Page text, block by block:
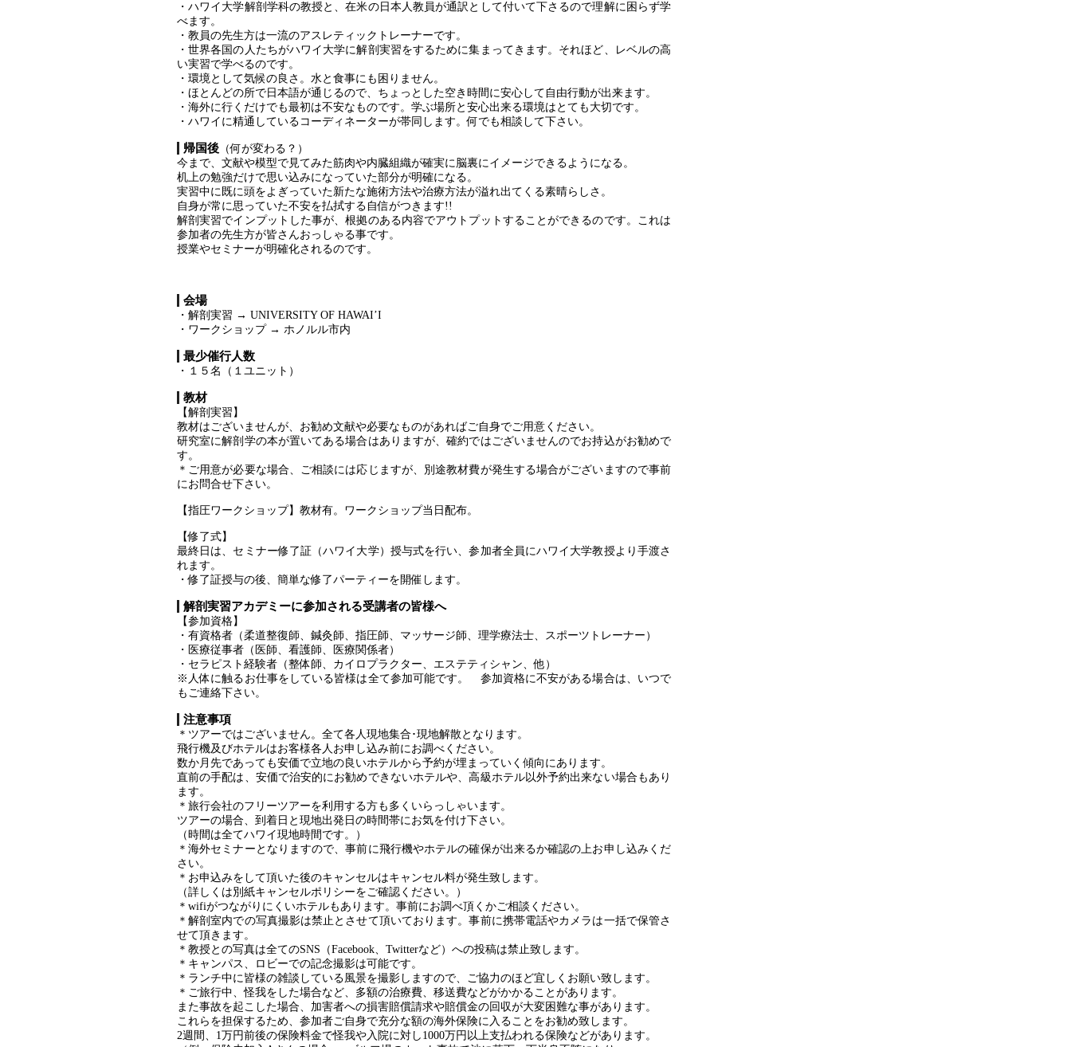
・ハワイ大学解剖学科の教授と、在米の日本人教員が通訳として付いて下さるので理解に困らず学
べます。
・教員の先生方は一流のアスレティックトレーナーです。
・世界各国の人たちがハワイ大学に解剖実習をするために集まってきます。それほど、レベルの高
い実習で学べるのです。
・環境として気候の良さ。水と食事にも困りません。
・ほとんどの所で日本語が通じるので、ちょっとした空き時間に安心して自由行動が出来ます。
・海外に行くだけでも最初は不安なものです。学ぶ場所と安心出来る環境はとても大切です。
・ハワイに精通しているコーディネーターが帯同します。何でも相談して下さい。
帰国後 （何が変わる？）
今まで、文献や模型で見てみた筋肉や内臓組織が確実に脳裏にイメージできるようになる。
机上の勉強だけで思い込みになっていた部分が明確になる。
実習中に既に頭をよぎっていた新たな施術方法や治療方法が溢れ出てくる素晴らしさ。
自身が常に思っていた不安を払拭する自信がつきます!!
解剖実習でインプットした事が、根拠のある内容でアウトプットすることができるのです。これは
参加者の先生方が皆さんおっしゃる事です。
授業やセミナーが明確化されるのです。
会場
・解剖実習 → UNIVERSITY OF HAWAI’I
・ワークショップ → ホノルル市内
最少催行人数
・１５名（１ユニット）
教材
【解剖実習】
教材はございませんが、お勧め文献や必要なものがあればご自身でご用意ください。
研究室に解剖学の本が置いてある場合はありますが、確約ではございませんのでお持込がお勧めで
す。
＊ご用意が必要な場合、ご相談には応じますが、別途教材費が発生する場合がございますので事前
にお問合せ下さい。
【指圧ワークショップ】教材有。ワークショップ当日配布。
【修了式】
最終日は、セミナー修了証（ハワイ大学）授与式を行い、参加者全員にハワイ大学教授より手渡さ
れます。
・修了証授与の後、簡単な修了パーティーを開催します。
解剖実習アカデミーに参加される受講者の皆様へ
【参加資格】
・有資格者（柔道整復師、鍼灸師、指圧師、マッサージ師、理学療法士、スポーツトレーナー）
・医療従事者（医師、看護師、医療関係者）
・セラピスト経験者（整体師、カイロプラクター、エステティシャン、他）
※人体に触るお仕事をしている皆様は全て参加可能です。 参加資格に不安がある場合は、いつで
もご連絡下さい。
注意事項
＊ツアーではございません。全て各人現地集合･現地解散となります。
飛行機及びホテルはお客様各人お申し込み前にお調べください。
数か月先であっても安価で立地の良いホテルから予約が埋まっていく傾向にあります。
直前の手配は、安価で治安的にお勧めできないホテルや、高級ホテル以外予約出来ない場合もあり
ます。
＊旅行会社のフリーツアーを利用する方も多くいらっしゃいます。
ツアーの場合、到着日と現地出発日の時間帯にお気を付け下さい。
（時間は全てハワイ現地時間です。）
＊海外セミナーとなりますので、事前に飛行機やホテルの確保が出来るか確認の上お申し込みくだ
さい。
＊お申込みをして頂いた後のキャンセルはキャンセル料が発生致します。
（詳しくは別紙キャンセルポリシーをご確認ください。）
＊wifiがつながりにくいホテルもあります。事前にお調べ頂くかご相談ください。
＊解剖室内での写真撮影は禁止とさせて頂いております。事前に携帯電話やカメラは一括で保管さ
せて頂きます。
＊教授との写真は全てのSNS（Facebook、Twitterなど）への投稿は禁止致します。
＊キャンパス、ロビーでの記念撮影は可能です。
＊ランチ中に皆様の雑談している風景を撮影しますので、ご協力のほど宜しくお願い致します。
＊ご旅行中、怪我をした場合など、多額の治療費、移送費などがかかることがあります。
また事故を起こした場合、加害者への損害賠償請求や賠償金の回収が大変困難な事があります。
これらを担保するため、参加者ご自身で充分な額の海外保険に入ることをお勧め致します。
2週間、1万円前後の保険料金で怪我や入院に対し1000万円以上支払われる保険などがあります。